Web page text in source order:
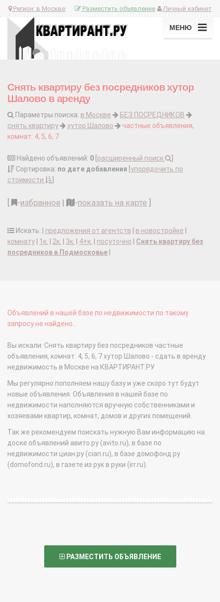
Регион: в Москве Личный кабинет
Разместить объявление
МЕНЮ
Снять квартиру без посредников хутор
Шалово в аренду
Параметры поиска: в Москве
БЕЗ ПОСРЕДНИКОВ
снять квартиру
хутор Шалово
частные объявления,
комнат: 4, 5, 6, 7
Найдено объявлений: 0 расширенный поиск
Сортировка: по дате добавления упорядочить по
стоимости
-избранное | -показать на карте
Искать: | предложения от агентств в новостройке
комнату
1к. 2к. 3к. 4+к. посуточно
Снять квартиру без
посредников в Подмосковье
Объявлений в нашей базе по недвижимости по такому
запросу не найдено...
Вы искали: Снять квартиру без посредников частные
объявления, комнат: 4, 5, 6, 7 хутор Шалово - сдать в аренду
недвижимость в Москве на КВАРТИРАНТ.РУ
Мы регулярно пополняем нашу базу и уже скоро тут будут
новые объявления. Объявления в нашей базе по
недвижимости наполняются вручную собственниками и
хозяевами квартир, комнат, домов и других помещений.
Так же рекомендуем поискать нужную Вам информацию на
доске объявлений авито.ру (avito.ru), в базе по
недвижимости циан.ру (cian.ru), в базе домофонд.ру
(domofond.ru), в газете из рук в руки (irr.ru).
РАЗМЕСТИТЬ ОБЪЯВЛЕНИЕ